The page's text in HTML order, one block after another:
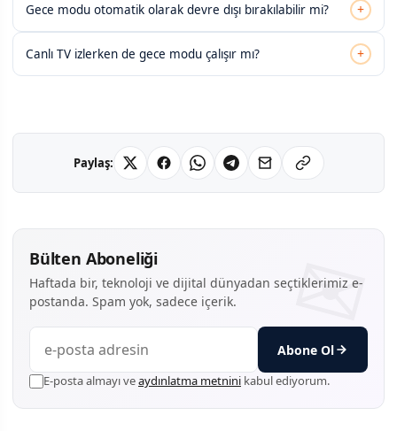
Gece modu otomatik olarak devre dışı bırakılabilir mi? +
Canlı TV izlerken de gece modu çalışır mı? +
Paylaş:
Bülten Aboneliği
Haftada bir, teknoloji ve dijital dünyadan seçtiklerimiz e-
postanda. Spam yok, sadece içerik.
Abone Ol
E-posta almayı veaydınlatma metnini kabul ediyorum.